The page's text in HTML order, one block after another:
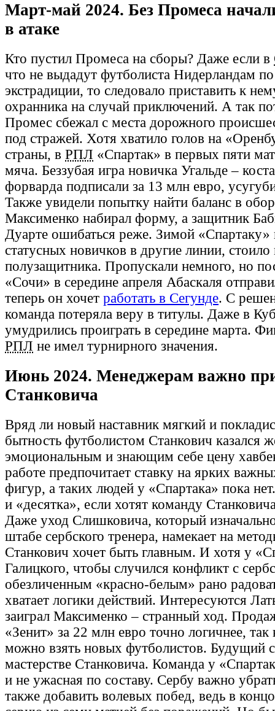
Март-май 2024. Без Промеса
в атаке
Кто пустил Промеса на сборы? Даже если в
что не выдадут футболиста Нидерландам
экстрадиции, то следовало приставить к
охранника на случай приключений. А так
Промес сбежал с места дорожного
под стражей. Хотя хватило голов на
страны, в РПЛ «Спартак» в первых пяти
мяча. Беззубая игра новичка Угальде –
форварда подписали за 13 млн евро,
Также увидели попытку найти баланс в
Максименко набирал форму, а защитник
Дуарте ошибаться реже. Зимой «Спартаку»
статусных новичков в другие линии, стоило
полузащитника. Пропускали немного, но
«Сочи» в середине апреля Абаскаля
теперь он хочет работать в Сегунде. С
команда потеряла веру в титулы. Даже в
умудрились проиграть в середине марта.
РПЛ не имел турнирного значения.
Июнь 2024. Менеджерам важно
Станковича
Вряд ли новый наставник мягкий и
бытность футболистом Станкович казался
эмоциональным и знающим себе цену
работе предпочитает ставку на ярких
фигур, а таких людей у «Спартака» пока
и «десятка», если хотят команду
Даже уход Слишковича, который
штабе сербского тренера, намекает на
Станкович хочет быть главным. И хотя у
Галицкого, чтобы случился конфликт с
обезличенным «красно-белым» рано
хватает логики действий. Интересуются
заиграл Максименко – странный ход.
«Зенит» за 22 млн евро точно логичнее, так
можно взять новых футболистов. Будущий
мастерстве Станковича. Команда у
и не ужасная по составу. Сербу важно
также добавить волевых побед, ведь в